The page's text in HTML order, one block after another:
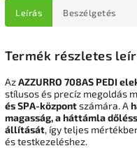
Leírás Beszélgetés
Termék részletes
AzAZZURRO 708AS PEDI
stílusos és precíz megoldás
és SPA-központszámára. A
magasság, a háttámla
állítását, így teljes
és testkezeléshez.